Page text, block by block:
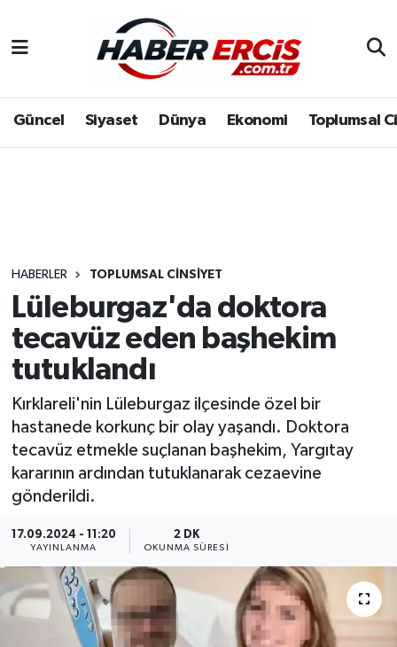
Güncel Siyaset Dünya Ekonomi Toplumsal
HABERLER TOPLUMSAL CINSIYET
Lüleburgaz'da doktora
tecavüz eden başhekim
tutuklandı
Kırklareli'nin Lüleburgaz ilçesinde özel bir
hastanede korkunç bir olay yaşandı. Doktora
tecavüz etmekle suçlanan başhekim, Yargıtay
kararının ardından tutuklanarak cezaevine
gönderildi.
17.09.2024 - 11:20
YAYINLANMA
2 DK
OKUNMA SÜRESI